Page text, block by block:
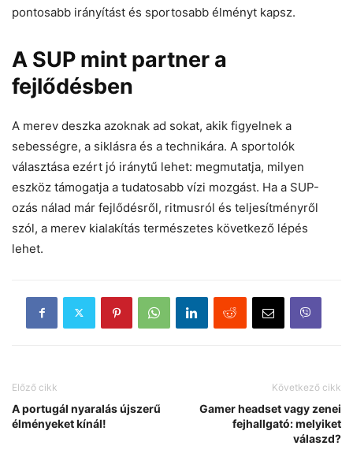
pontosabb irányítást és sportosabb élményt kapsz.
A SUP mint partner a
fejlődésben
A merev deszka azoknak ad sokat, akik figyelnek a
sebességre, a siklásra és a technikára. A sportolók
választása ezért jó iránytű lehet: megmutatja, milyen
eszköz támogatja a tudatosabb vízi mozgást. Ha a SUP-
ozás nálad már fejlődésről, ritmusról és teljesítményről
szól, a merev kialakítás természetes következő lépés
lehet.
Előző cikk
A portugál nyaralás újszerű
élményeket kínál!
Következő cikk
Gamer headset vagy zenei
fejhallgató: melyiket
válaszd?